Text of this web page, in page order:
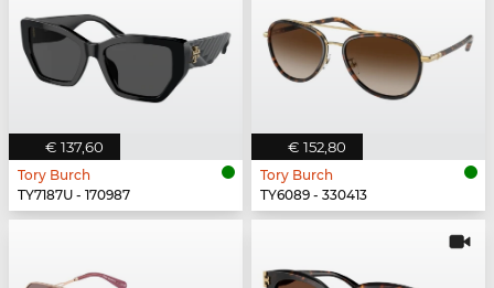
€ 137,60
Tory Burch
TY7187U - 170987
€ 152,80
Tory Burch
TY6089 - 330413